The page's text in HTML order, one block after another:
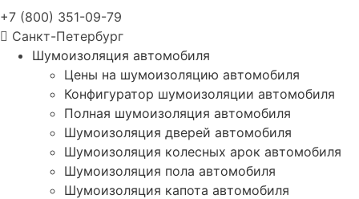
+7 (800) 351-09-79
Санкт-Петербург
Шумоизоляция автомобиля
Цены на шумоизоляцию автомобиля
Конфигуратор шумоизоляции автомобиля
Полная шумоизоляция автомобиля
Шумоизоляция дверей автомобиля
Шумоизоляция колесных арок автомобиля
Шумоизоляция пола автомобиля
Шумоизоляция капота автомобиля